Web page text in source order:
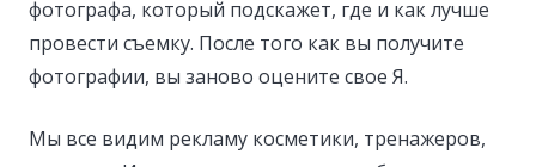
фотографа, который подскажет, где и как лучше
провести съемку. После того как вы получите
фотографии, вы заново оцените свое Я.
Мы все видим рекламу косметики, тренажеров,